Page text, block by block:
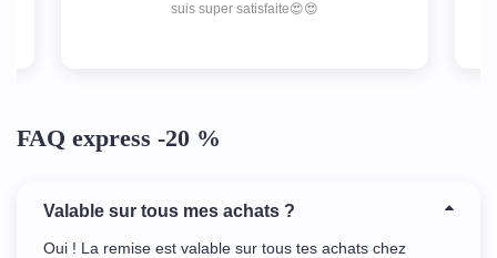
suis super satisfaite😍😍
FAQ express -20 %
Valable sur tous mes achats ?
Oui ! La remise est valable sur tous tes achats chez